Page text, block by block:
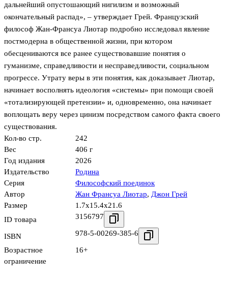
дальнейший опустошающий нигилизм и возможный
окончательный распад», – утверждает Грей. Французский
философ Жан-Франсуа Лиотар подробно исследовал явление
постмодерна в общественной жизни, при котором
обесцениваются все ранее существовавшие понятия о
гуманизме, справедливости и несправедливости, социальном
прогрессе. Утрату веры в эти понятия, как доказывает Лиотар,
начинает восполнять идеология «системы» при помощи своей
«тотализирующей претензии» и, одновременно, она начинает
воплощать веру через цинизм посредством самого факта своего
существования.
Кол-во стр.
242
Вес
406 г
Год издания
2026
Издательство
Родина
Серия
Философский поединок
Автор
Жан Франсуа Лиотар, Джон Грей
Размер
1.7x15.4x21.6
ID товара
3156797
ISBN 978-5-00269-385-6
Возрастное
ограничение
16+